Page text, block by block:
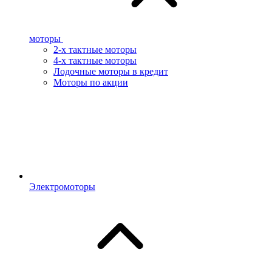
моторы
2-х тактные моторы
4-х тактные моторы
Лодочные моторы в кредит
Моторы по акции
Электромоторы